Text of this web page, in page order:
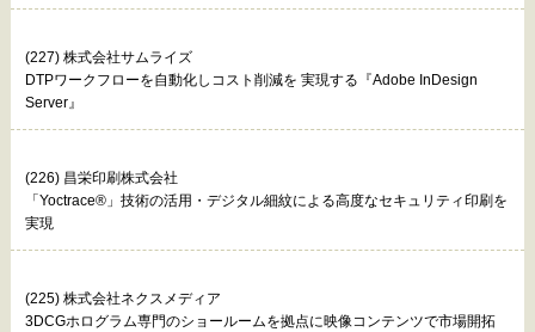
(227) 株式会社サムライズ
DTPワークフローを自動化しコスト削減を 実現する『Adobe InDesign
Server』
(226) 昌栄印刷株式会社
「Yoctrace®」技術の活用・デジタル細紋による高度なセキュリティ印刷を
実現
(225) 株式会社ネクスメディア
3DCGホログラム専門のショールームを拠点に映像コンテンツで市場開拓